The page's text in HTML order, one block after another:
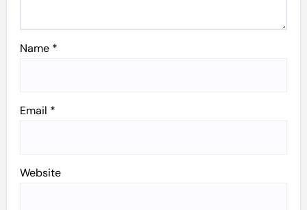
Name *
Email *
Website